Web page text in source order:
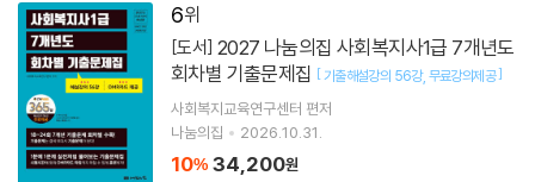
6
[도서]
회차별 기출문제집 [기출해설강의 56강 무료강의제공]
사회복지교육연구센터 편저
나눔의집
2026.10.31.
10% 34,200원